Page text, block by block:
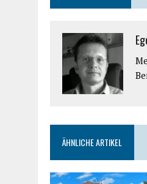
ÄHNLICHE ARTIKEL